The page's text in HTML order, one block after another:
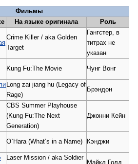
Фильмы
На языке оригинала Роль
Crime Killer / aka Golden
Target
Гангстер, в
титрах не
указан
Kung Fu:The Movie Чунг Вонг
Long zai jiang hu (Legacy of
Rage)
Брэндон
CBS Summer Playhouse
(Kung Fu:The Next
Generation)
Джонни Кейн
O`Hara (What’s in a Name) Кэнджи
Laser Mission / aka Soldier